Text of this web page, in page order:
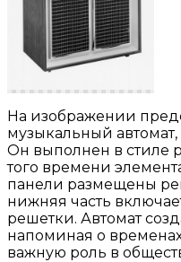
На изображении
музыкальный
Он выполнен в стиле
того времени
панели размещены
нижняя часть
решетки. Автомат
напоминая о
важную роль в